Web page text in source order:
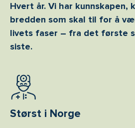
Hvert år. Vi har kunnskapen,
bredden som skal til for å
livets faser – fra det første
siste.
Størst i Norge